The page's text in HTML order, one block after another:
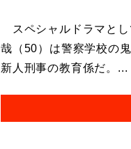
スペシャルドラマと
哉（50）は警察学校の
新人刑事の教育係だ。...